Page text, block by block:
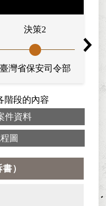
決策2
臺灣省保安司令部
階段的內容
件資料
圖
）